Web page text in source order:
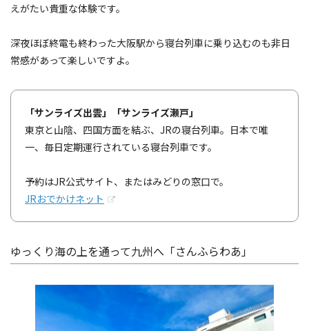
えがたい貴重な体験です。
深夜ほぼ終電も終わった大阪駅から寝台列車に乗り込むのも非日
常感があって楽しいですよ。
「サンライズ出雲」「サンライズ瀬戸」
東京と山陰、四国方面を結ぶ、JRの寝台列車。日本で唯
一、毎日定期運行されている寝台列車です。
予約はJR公式サイト、またはみどりの窓口で。
JRおでかけネット
ゆっくり海の上を通って九州へ「さんふらわあ」